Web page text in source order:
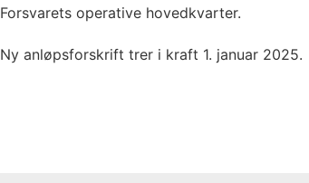
Forsvarets operative hovedkvarter.
Ny anløpsforskrift trer i kraft 1. januar 2025.